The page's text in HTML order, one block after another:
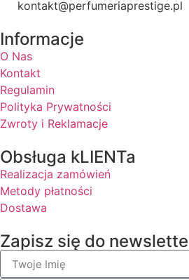
kontakt@perfumeriaprestige.pl
Informacje
O Nas
Kontakt
Regulamin
Polityka Prywatności
Zwroty i Reklamacje
Obsługa kLIENTa
Realizacja zamówień
Metody płatności
Dostawa
Zapisz się do